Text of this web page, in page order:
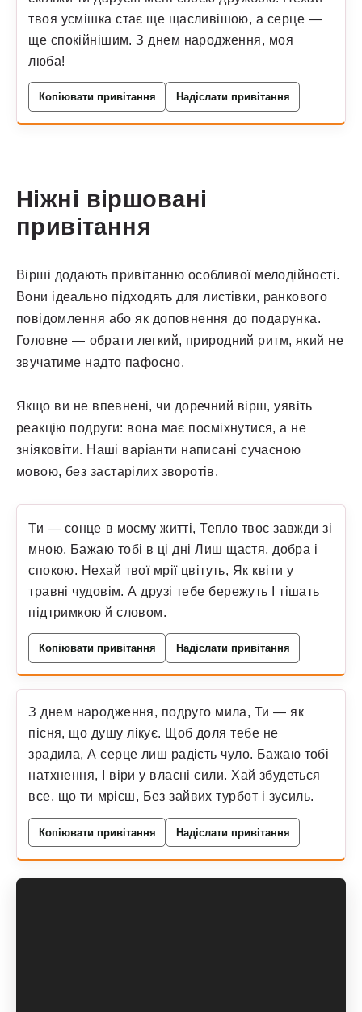
твоя усмішка стає ще щасливішою, а серце —
ще спокійнішим. З днем народження, моя
люба!
Копіювати привітання Надіслати привітання
Ніжні віршовані
привітання
Вірші додають привітанню особливої мелодійності.
Вони ідеально підходять для листівки, ранкового
повідомлення або як доповнення до подарунка.
Головне — обрати легкий, природний ритм, який не
звучатиме надто пафосно.
Якщо ви не впевнені, чи доречний вірш, уявіть
реакцію подруги: вона має посміхнутися, а не
зніяковіти. Наші варіанти написані сучасною
мовою, без застарілих зворотів.
Ти — сонце в моєму житті, Тепло твоє завжди зі
мною. Бажаю тобі в ці дні Лиш щастя, добра і
спокою. Нехай твої мрії цвітуть, Як квіти у
травні чудовім. А друзі тебе бережуть І тішать
підтримкою й словом.
Копіювати привітання Надіслати привітання
З днем народження, подруго мила, Ти — як
пісня, що душу лікує. Щоб доля тебе не
зрадила, А серце лиш радість чуло. Бажаю тобі
натхнення, І віри у власні сили. Хай збудеться
все, що ти мрієш, Без зайвих турбот і зусиль.
Копіювати привітання Надіслати привітання